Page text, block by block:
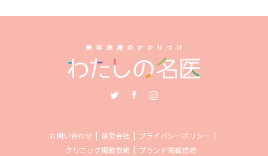
お問い合わせ 運営会社
プライバシーポリシー
クリニック掲載依頼
ブランド掲載依頼